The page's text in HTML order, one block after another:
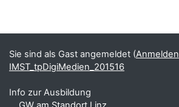
Ergänzungsblöcke
Sie sind als Gast angemeldet (Anmelden
IMST_tpDigiMedien_201516
Info zur Ausbildung